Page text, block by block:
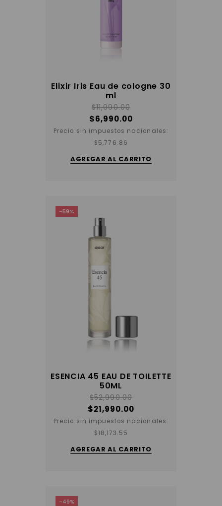
Elixir Iris Eau de cologne 30
ml
$11,990.00
$6,990.00
Precio sin impuestos nacionales:
$5,776.86
AGREGAR AL CARRITO
-59%
ESENCIA 45 EAU DE TOILETTE
50ML
$52,990.00
$21,990.00
Precio sin impuestos nacionales:
$18,173.55
AGREGAR AL CARRITO
-49%